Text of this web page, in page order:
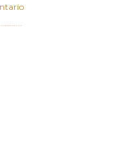
horno van a cambiar
cargado de